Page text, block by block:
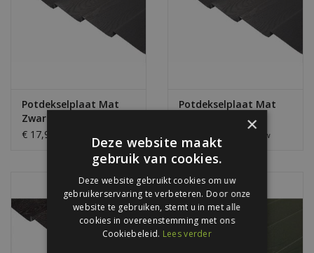
Toebehoren
Potdekselplaat Mat
Zwart, standaard
lengtes
€ 17,95 / m
Potdekselplaat Mat
Zwart, op maat
€ 23,50 / m Excl. btw
×
Deze website maakt
gebruik van cookies.
Deze website gebruikt cookies om uw
gebruikerservaring te verbeteren. Door onze
website te gebruiken, stemt u in met alle
cookies in overeenstemming met ons
Cookiebeleid. Lees verder